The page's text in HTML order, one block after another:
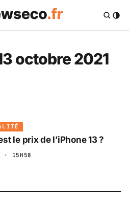
octobre 2021
le prix de l’iPhone 13 ?
· 15H58